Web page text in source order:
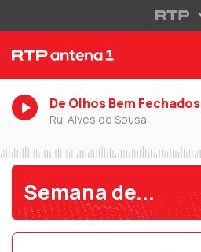
De Olhos Bem Fechados
Rui Alves de Sousa
Semana de...